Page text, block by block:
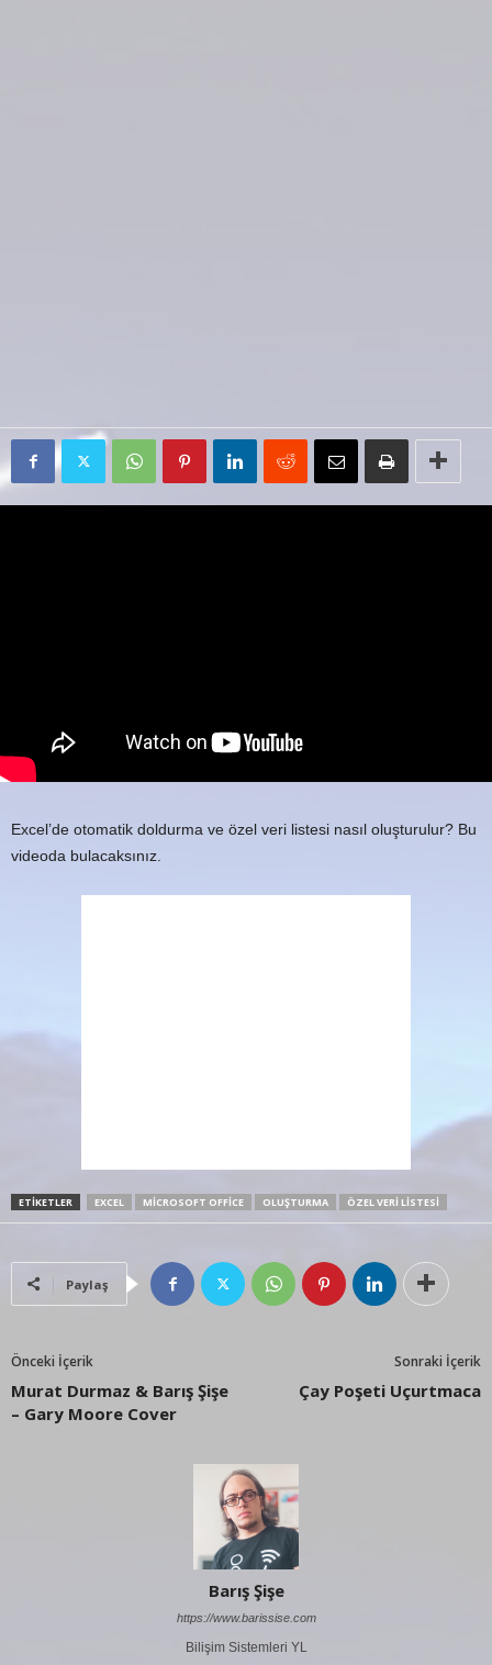
Excel’de otomatik doldurma ve özel veri listesi nasıl oluşturulur? Bu
videoda bulacaksınız.
ETIKETLER EXCEL MICROSOFT OFFICE OLUŞTURMA ÖZEL VERI LISTESI
Paylaş
Önceki İçerik
Murat Durmaz & Barış Şişe
– Gary Moore Cover
Sonraki İçerik
Çay Poşeti Uçurtmaca
Barış Şişe
https://www.barissise.com
Bilişim Sistemleri YL